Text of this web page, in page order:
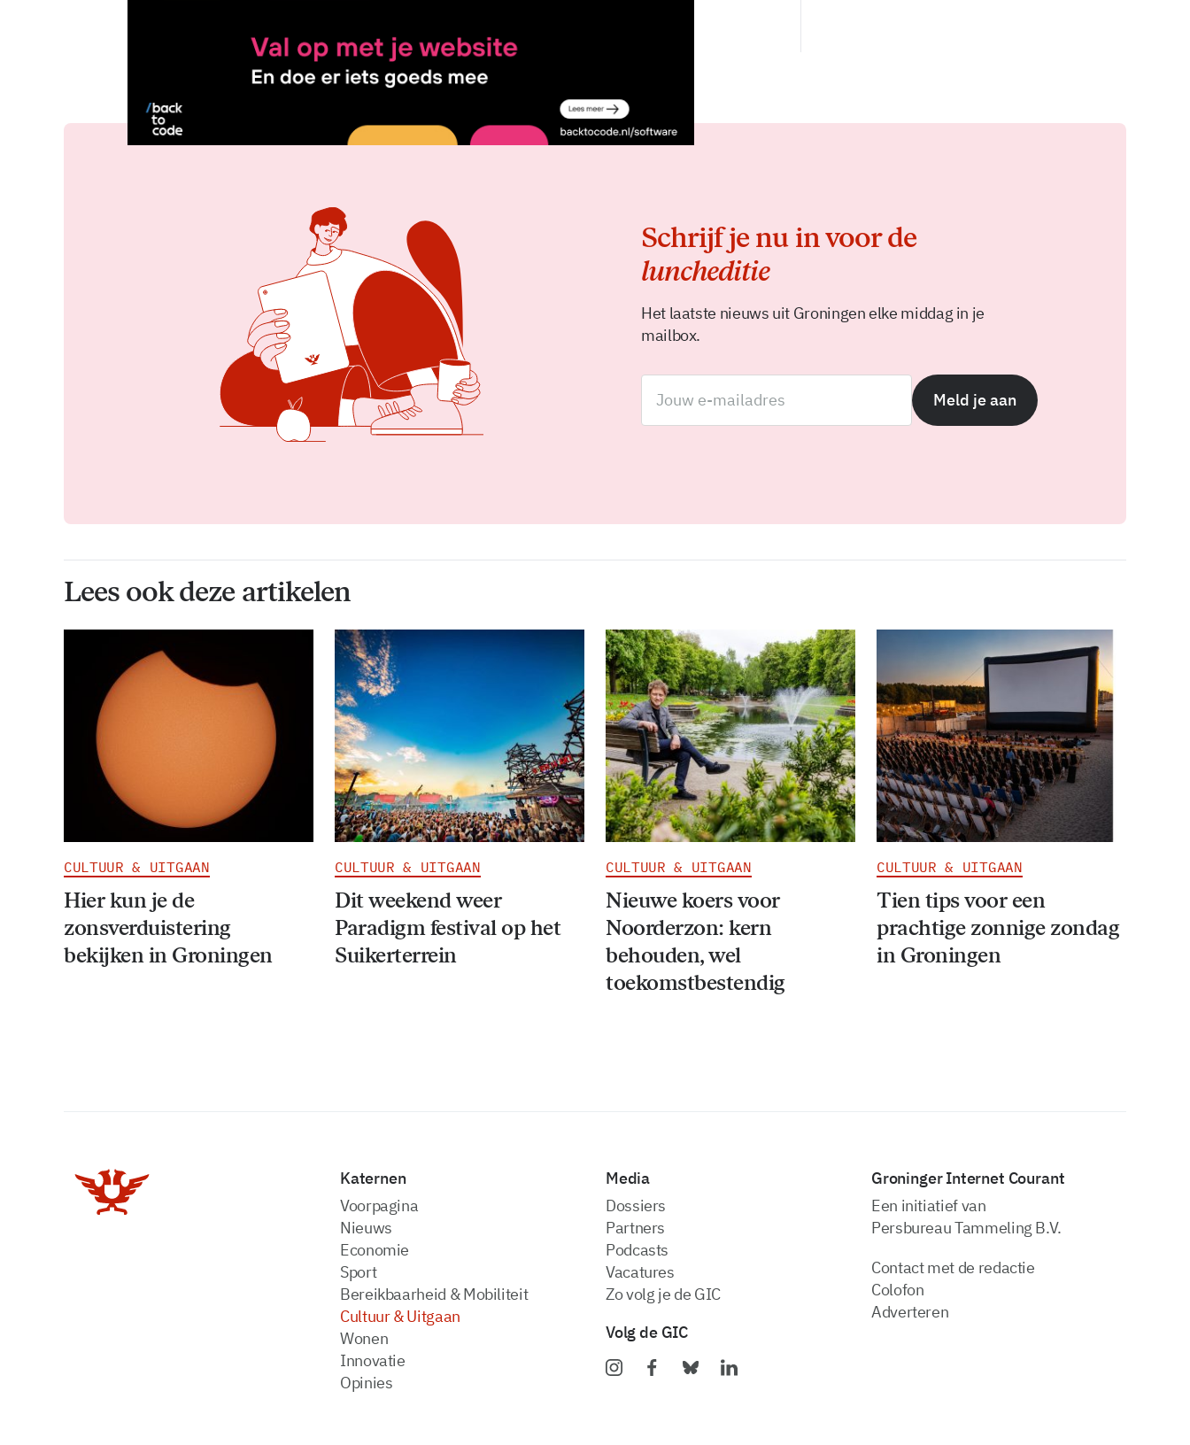
14 okt 2025, 10:18
Schrijf je nu in voor de
luncheditie
Het laatste nieuws uit Groningen elke middag in je
mailbox.
Meld je aan
Lees ook deze artikelen
CULTUUR & UITGAAN
Hier kun je de
zonsverduistering
bekijken in Groningen
CULTUUR & UITGAAN
Dit weekend weer
Paradigm festival op het
Suikerterrein
CULTUUR & UITGAAN
Nieuwe koers voor
Noorderzon: kern
behouden, wel
toekomstbestendig
CULTUUR & UITGAAN
Tien tips voor een
prachtige zonnige zondag
in Groningen
Katernen
Voorpagina
Nieuws
Economie
Sport
Bereikbaarheid & Mobiliteit
Cultuur & Uitgaan
Wonen
Innovatie
Opinies
Media
dossiers
partners
podcasts
vacatures
zo volg je de GIC
Volg de GIC
Groninger Internet Courant
Een initiatief van
Persbureau Tammeling B.V.
Contact met de redactie
Colofon
Adverteren